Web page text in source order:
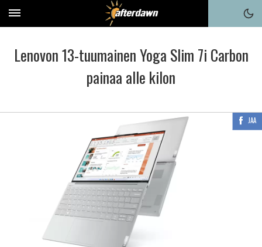
Lenovon 13-tuumainen Yoga Slim 7i Carbon
painaa alle kilon
JAA